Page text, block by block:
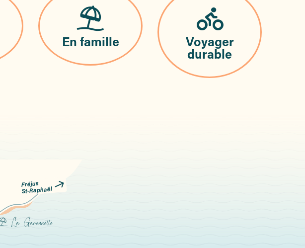
En famille Voyager
durable
La Garonnette
Fréjus
St-Raphaël